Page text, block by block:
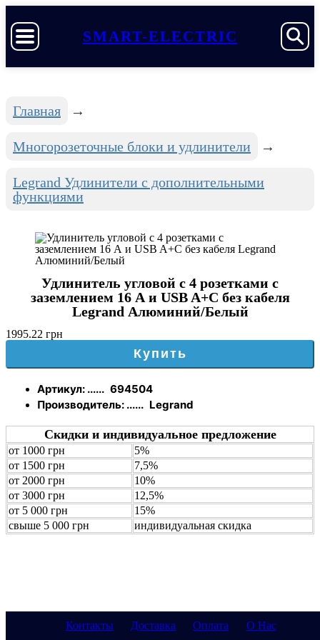
SMART-ELECTRIC
Главная
Многорозеточные блоки и удлинители
Legrand Удлинители с дополнительными
функциями
Удлинитель угловой с 4 розетками с
заземлением 16 А и USB A+C без кабеля
Legrand Алюминий/Белый
1995.22 грн
Купить
Артикул: ...... 694504
Производитель: ...... Legrand
Скидки и индивидуальное предложение
от 1000 грн
5%
от 1500 грн
7,5%
от 2000 грн
10%
от 3000 грн
12,5%
от 5 000 грн
15%
свыше 5 000 грн
индивидуальная скидка
Контакты Доставка Оплата О Нас